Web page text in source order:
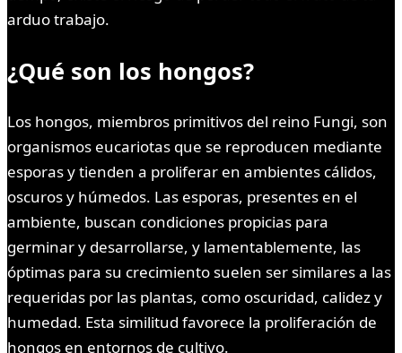
arduo trabajo.
¿Qué son los hongos?
Los hongos, miembros primitivos del reino Fungi, son
organismos eucariotas que se reproducen mediante
esporas y tienden a proliferar en ambientes cálidos,
oscuros y húmedos. Las esporas, presentes en el
ambiente, buscan condiciones propicias para
germinar y desarrollarse, y lamentablemente, las
óptimas para su crecimiento suelen ser similares a las
requeridas por las plantas, como oscuridad, calidez y
humedad. Esta similitud favorece la proliferación de
hongos en entornos de cultivo.